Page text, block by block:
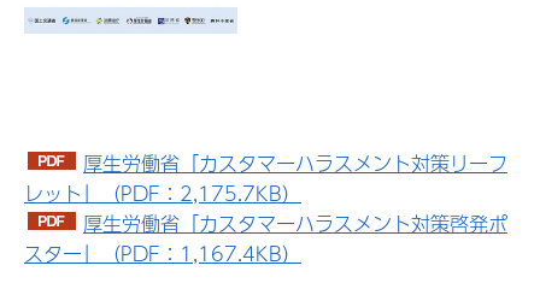
厚生労働省「カスタマーハラスメント対策リーフ
レット」（PDF：2,175.7KB）
厚生労働省「カスタマーハラスメント対策啓発ポ
スター」（PDF：1,167.4KB）